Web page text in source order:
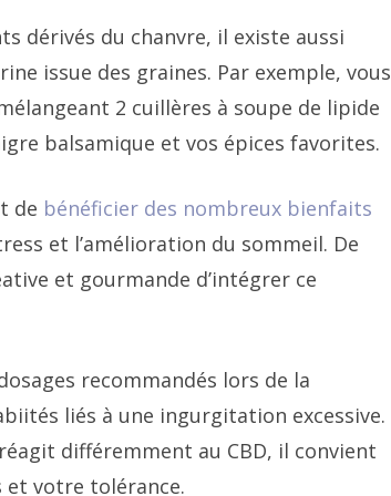
dérivés du chanvre, il existe aussi
issue des graines. Par exemple, vous
2 cuillères à soupe de lipide
balsamique et vos épices favorites.
de bénéficier des nombreux bienfaits
et l’amélioration du sommeil. De
et gourmande d’intégrer ce
recommandés lors de la
liés à une ingurgitation excessive.
différemment au CBD, il convient
et votre tolérance.